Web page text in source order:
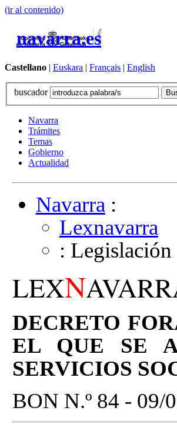
(ir al contenido)
navarra.es
Castellano | Euskara | Français | English
buscador
Navarra
Trámites
Temas
Gobierno
Actualidad
Navarra:
Lexnavarra
: Legislación
LEXN
DECRETO
EL QUE SE
SERVICIOS
BON N.º 84 - 09/